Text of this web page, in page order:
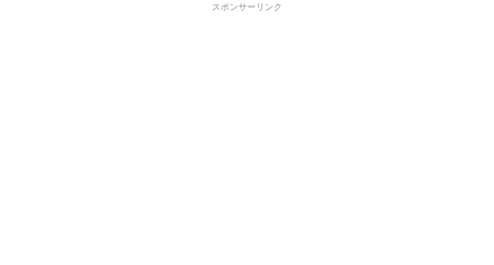
スポンサーリンク